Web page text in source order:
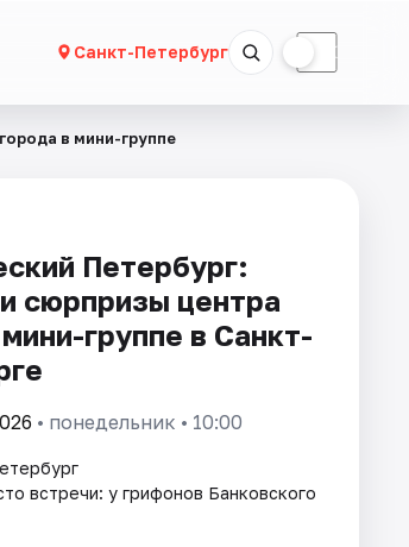
Санкт-Петербург ☾
в мини-группе
Петербург:
сюрпризы центра
группе в Санкт-
• понедельник • 10:00
встречи: у грифонов Банковского